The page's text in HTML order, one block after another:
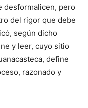
desformalicen, pero
del rigor que debe
según dicho
y leer, cuyo sitio
define
razonado y